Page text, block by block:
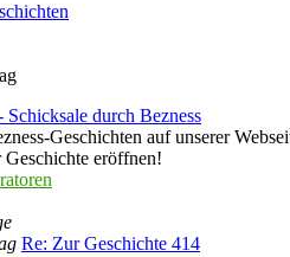
Schicksale durch Bezness
Geschichten auf unserer
eröffnen!
Re: Zur Geschichte 414